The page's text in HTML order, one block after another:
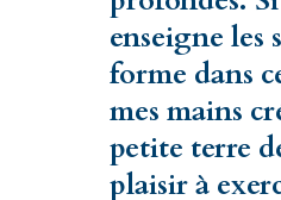
enseigne les
forme dans
mes mains
petite terre
plaisir à